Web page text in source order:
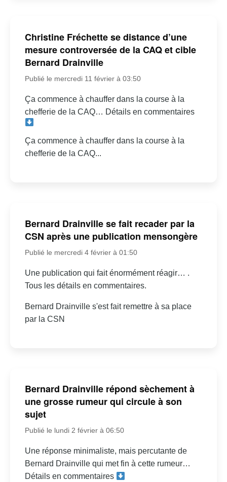
Christine Fréchette se distance d’une
mesure controversée de la CAQ et cible
Bernard Drainville
Publié le mercredi 11 février à 03:50
Ça commence à chauffer dans la course à la
chefferie de la CAQ… Détails en commentaires
Ça commence à chauffer dans la course à la
chefferie de la CAQ...
Bernard Drainville se fait recader par la
CSN après une publication mensongère
Publié le mercredi 4 février à 01:50
Une publication qui fait énormément réagir… .
Tous les détails en commentaires.
Bernard Drainville s'est fait remettre à sa place
par la CSN
Bernard Drainville répond sèchement à
une grosse rumeur qui circule à son
sujet
Publié le lundi 2 février à 06:50
Une réponse minimaliste, mais percutante de
Bernard Drainville qui met fin à cette rumeur…
Détails en commentaires